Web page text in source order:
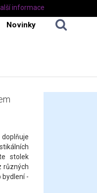
Novinky
stolek
různých
bydlení -
informace